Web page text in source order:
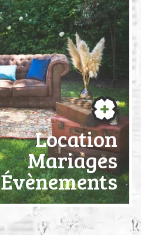
Location
Mariages
Évènements